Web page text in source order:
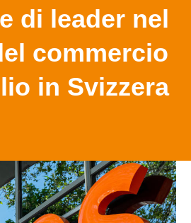
di leader nel
commercio
in Svizzera